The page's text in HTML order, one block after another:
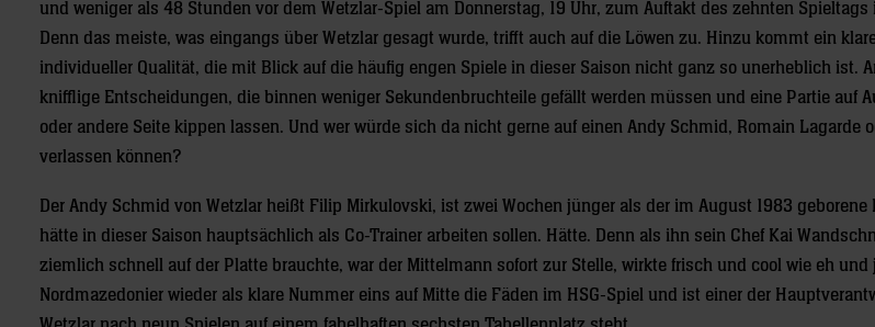
und weniger als 48 Stunden vor dem Wetzlar-Spiel am Donnerstag, 19 Uhr, zum Auftakt des zehnten Spieltags
Denn das meiste, was eingangs über Wetzlar gesagt wurde, trifft auch auf die Löwen zu. Hinzu kommt ein
individueller Qualität, die mit Blick auf die häufig engen Spiele in dieser Saison nicht ganz so unerheblich ist.
knifflige Entscheidungen, die binnen weniger Sekundenbruchteile gefällt werden müssen und eine Partie auf
oder andere Seite kippen lassen. Und wer würde sich da nicht gerne auf einen Andy Schmid, Romain Lagarde
verlassen können?
Der Andy Schmid von Wetzlar heißt Filip Mirkulovski, ist zwei Wochen jünger als der im August 1983
hätte in dieser Saison hauptsächlich als Co-Trainer arbeiten sollen. Hätte. Denn als ihn sein Chef Kai
ziemlich schnell auf der Platte brauchte, war der Mittelmann sofort zur Stelle, wirkte frisch und cool wie eh
Nordmazedonier wieder als klare Nummer eins auf Mitte die Fäden im HSG-Spiel und ist einer der